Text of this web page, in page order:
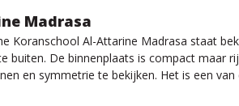
Madrasa
Koranschool Al-Attarine Madrasa staat
buiten. De binnenplaats is compact maar
en symmetrie te bekijken. Het is een